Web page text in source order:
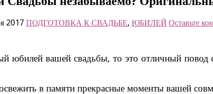
2017 ПОДГОТОВКА К СВАДЬБЕ, ЮБИЛЕЙ Оставьте
юбилей вашей свадьбы, то это отличный
в памяти прекрасные моменты вашей